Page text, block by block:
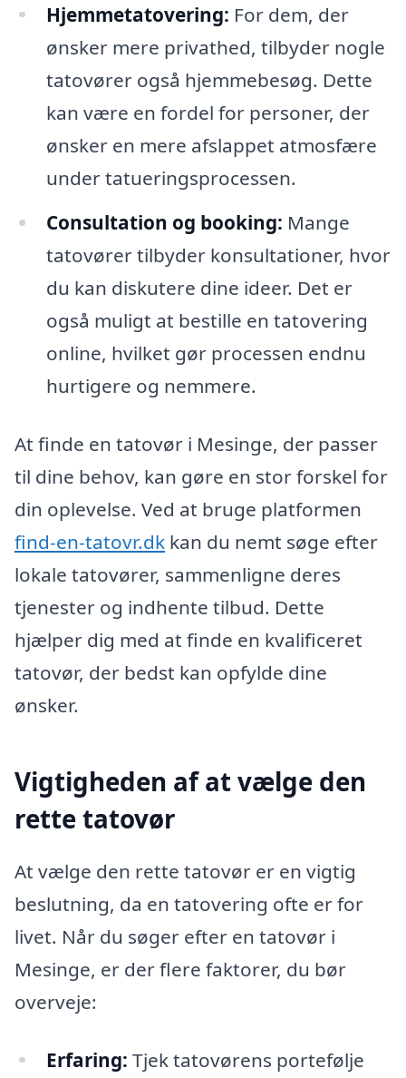
Hjemmetatovering: For dem, der
ønsker mere privathed, tilbyder nogle
tatovører også hjemmebesøg. Dette
kan være en fordel for personer, der
ønsker en mere afslappet atmosfære
under tatueringsprocessen.
Consultation og booking: Mange
tatovører tilbyder konsultationer, hvor
du kan diskutere dine ideer. Det er
også muligt at bestille en tatovering
online, hvilket gør processen endnu
hurtigere og nemmere.
At finde en tatovør i Mesinge, der passer
til dine behov, kan gøre en stor forskel for
din oplevelse. Ved at bruge platformen
find-en-tatovr.dk kan du nemt søge efter
lokale tatovører, sammenligne deres
tjenester og indhente tilbud. Dette
hjælper dig med at finde en kvalificeret
tatovør, der bedst kan opfylde dine
ønsker.
Vigtigheden af at vælge den
rette tatovør
At vælge den rette tatovør er en vigtig
beslutning, da en tatovering ofte er for
livet. Når du søger efter en tatovør i
Mesinge, er der flere faktorer, du bør
overveje:
Erfaring: Tjek tatovørens portefølje